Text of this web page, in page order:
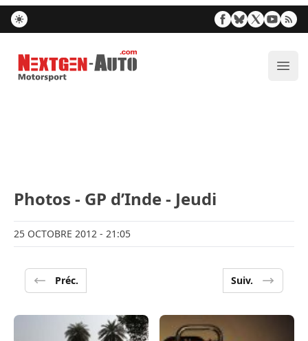
Nextgen-Auto.com
Photos - GP d’Inde - Jeudi
25 OCTOBRE 2012 - 21:05
Préc. Suiv.